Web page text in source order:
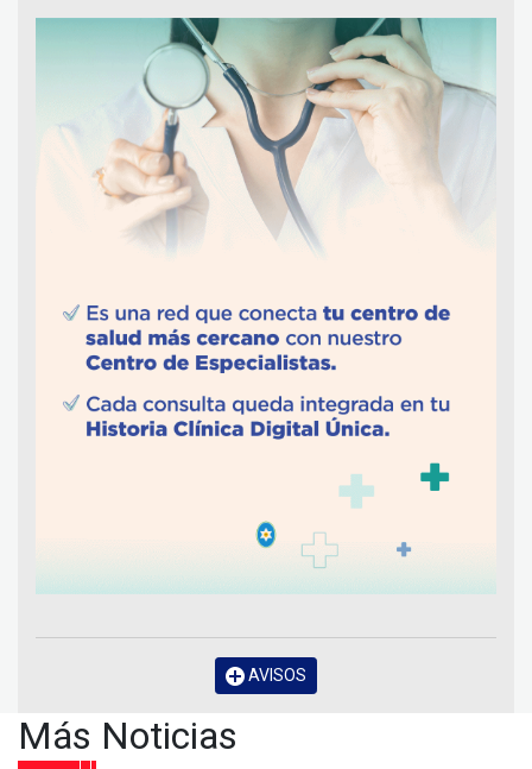
AVISOS
Más Noticias